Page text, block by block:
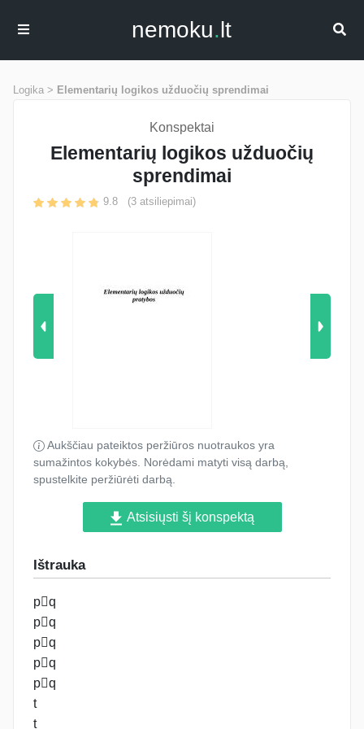
nemoku.lt
Logika > Elementarių logikos užduočių sprendimai
Konspektai
Elementarių logikos užduočių
sprendimai
9.8 (3 atsiliepimai)
Aukščiau pateiktos peržiūros nuotraukos yra
sumažintos kokybės. Norėdami matyti visą darbą,
spustelkite peržiūrėti darbą.
Atsisiųsti šį konspektą
Ištrauka
pq
pq
pq
pq
pq
t
t